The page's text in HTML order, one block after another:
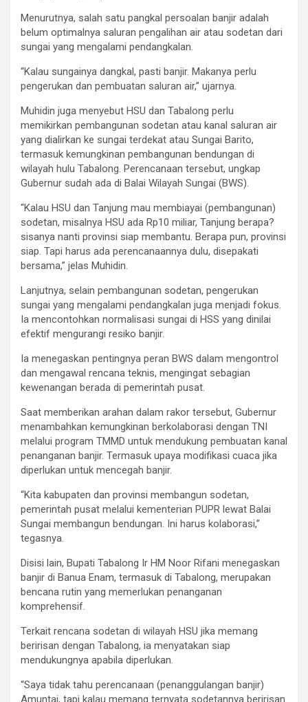
Menurutnya, salah satu pangkal persoalan banjir adalah
belum optimalnya saluran pengalihan air atau sodetan dari
sungai yang mengalami pendangkalan.
“Kalau sungainya dangkal, pasti banjir. Makanya perlu
pengerukan dan pembuatan saluran air,” ujarnya.
Muhidin juga menyebut HSU dan Tabalong perlu
memikirkan pembangunan sodetan atau kanal saluran air
yang dialirkan ke sungai terdekat atau Sungai Barito,
termasuk kemungkinan pembangunan bendungan di
wilayah hulu Tabalong. Perencanaan tersebut, ungkap
Gubernur sudah ada di Balai Wilayah Sungai (BWS).
“Kalau HSU dan Tanjung mau membiayai (pembangunan)
sodetan, misalnya HSU ada Rp10 miliar, Tanjung berapa?
sisanya nanti provinsi siap membantu. Berapa pun, provinsi
siap. Tapi harus ada perencanaannya dulu, disepakati
bersama,” jelas Muhidin.
Lanjutnya, selain pembangunan sodetan, pengerukan
sungai yang mengalami pendangkalan juga menjadi fokus.
Ia mencontohkan normalisasi sungai di HSS yang dinilai
efektif mengurangi resiko banjir.
Ia menegaskan pentingnya peran BWS dalam mengontrol
dan mengawal rencana teknis, mengingat sebagian
kewenangan berada di pemerintah pusat.
Saat memberikan arahan dalam rakor tersebut, Gubernur
menambahkan kemungkinan berkolaborasi dengan TNI
melalui program TMMD untuk mendukung pembuatan kanal
penanganan banjir. Termasuk upaya modifikasi cuaca jika
diperlukan untuk mencegah banjir.
“Kita kabupaten dan provinsi membangun sodetan,
pemerintah pusat melalui kementerian PUPR lewat Balai
Sungai membangun bendungan. Ini harus kolaborasi,”
tegasnya.
Disisi lain, Bupati Tabalong Ir HM Noor Rifani menegaskan
banjir di Banua Enam, termasuk di Tabalong, merupakan
bencana rutin yang memerlukan penanganan
komprehensif.
Terkait rencana sodetan di wilayah HSU jika memang
beririsan dengan Tabalong, ia menyatakan siap
mendukungnya apabila diperlukan.
“Saya tidak tahu perencanaan (penanggulangan banjir)
Amuntai, tapi kalau memang ternyata sodetannya beririsan